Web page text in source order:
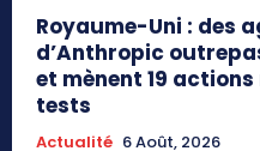
Royaume-Uni : des
d’Anthropic
et mènent 19
tests
Actualité 6 Août, 2026